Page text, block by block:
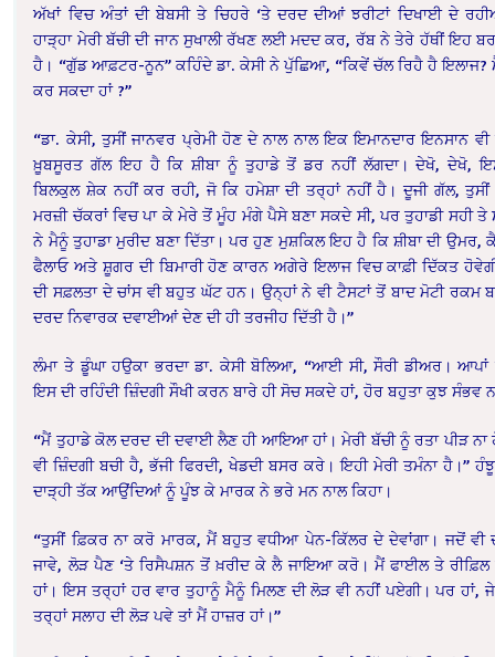
ਅੱਖਾਂ ਵਿਚ ਅੰਤਾਂ ਦੀ ਬੇਬਸੀ ਤੇ ਚਿਹਰੇ ‘ਤੇ ਦਰਦ ਦੀਆਂ ਝਰੀਟਾਂ ਦਿਖਾਈ ਦੇ
ਹਾੜ੍ਹਾ ਮੇਰੀ ਬੱਚੀ ਦੀ ਜਾਨ ਸੁਖਾਲੀ ਰੱਖਣ ਲਈ ਮਦਦ ਕਰ, ਰੱਬ ਨੇ ਤੇਰੇ ਹੱਥੀਂ ਇਹ
ਹੈ। “ਗੁੱਡ ਆਫ਼ਟਰ-ਨੂਨ” ਕਹਿੰਦੇ ਡਾ. ਕੇਸੀ ਨੇ ਪੁੱਛਿਆ, “ਕਿਵੇਂ ਚੱਲ ਰਿਹੈ ਹੈ ਇਲਾਜ?
ਕਰ ਸਕਦਾ ਹਾਂ ?”
“ਡਾ. ਕੇਸੀ, ਤੁਸੀਂ ਜਾਨਵਰ ਪ੍ਰੇਮੀ ਹੋਣ ਦੇ ਨਾਲ ਨਾਲ ਇਕ ਇਮਾਨਦਾਰ ਇਨਸਾਨ
ਖ਼ੂਬਸੂਰਤ ਗੱਲ ਇਹ ਹੈ ਕਿ ਸ਼ੀਬਾ ਨੂੰ ਤੁਹਾਡੇ ਤੋਂ ਡਰ ਨਹੀਂ ਲੱਗਦਾ। ਦੇਖੋ, ਦੇਖੋ,
ਬਿਲਕੁਲ ਸ਼ੇਕ ਨਹੀਂ ਕਰ ਰਹੀ, ਜੋ ਕਿ ਹਮੇਸ਼ਾ ਦੀ ਤਰ੍ਹਾਂ ਨਹੀਂ ਹੈ। ਦੂਜੀ ਗੱਲ, ਤੁਸੀਂ
ਮਰਜ਼ੀ ਚੱਕਰਾਂ ਵਿਚ ਪਾ ਕੇ ਮੇਰੇ ਤੋਂ ਮੂੰਹ ਮੰਗੇ ਪੈਸੇ ਬਣਾ ਸਕਦੇ ਸੀ, ਪਰ ਤੁਹਾਡੀ ਸਹੀ
ਨੇ ਮੈਨੂੰ ਤੁਹਾਡਾ ਮੁਰੀਦ ਬਣਾ ਦਿੱਤਾ। ਪਰ ਹੁਣ ਮੁਸ਼ਕਿਲ ਇਹ ਹੈ ਕਿ ਸ਼ੀਬਾ ਦੀ ਉਮਰ,
ਫੈਲਾਓ ਅਤੇ ਸ਼ੂਗਰ ਦੀ ਬਿਮਾਰੀ ਹੋਣ ਕਾਰਨ ਅਗੇਰੇ ਇਲਾਜ ਵਿਚ ਕਾਫ਼ੀ ਦਿੱਕਤ
ਦੀ ਸਫ਼ਲਤਾ ਦੇ ਚਾਂਸ ਵੀ ਬਹੁਤ ਘੱਟ ਹਨ। ਉਨ੍ਹਾਂ ਨੇ ਵੀ ਟੈਸਟਾਂ ਤੋਂ ਬਾਦ ਮੋਟੀ ਰਕਮ
ਦਰਦ ਨਿਵਾਰਕ ਦਵਾਈਆਂ ਦੇਣ ਦੀ ਹੀ ਤਰਜੀਹ ਦਿੱਤੀ ਹੈ।”
ਲੰਮਾ ਤੇ ਡੂੰਘਾ ਹਉਕਾ ਭਰਦਾ ਡਾ. ਕੇਸੀ ਬੋਲਿਆ, “ਆਈ ਸੀ, ਸੌਰੀ ਡੀਅਰ। ਆਪਾਂ
ਇਸ ਦੀ ਰਹਿੰਦੀ ਜ਼ਿੰਦਗੀ ਸੌਖੀ ਕਰਨ ਬਾਰੇ ਹੀ ਸੋਚ ਸਕਦੇ ਹਾਂ, ਹੋਰ ਬਹੁਤਾ ਕੁਝ ਸੰਭਵ
“ਮੈਂ ਤੁਹਾਡੇ ਕੋਲ ਦਰਦ ਦੀ ਦਵਾਈ ਲੈਣ ਹੀ ਆਇਆ ਹਾਂ। ਮੇਰੀ ਬੱਚੀ ਨੂੰ ਰਤਾ ਪੀੜ ਨਾ
ਵੀ ਜ਼ਿੰਦਗੀ ਬਚੀ ਹੈ, ਭੱਜੀ ਫਿਰਦੀ, ਖੇਡਦੀ ਬਸਰ ਕਰੇ। ਇਹੀ ਮੇਰੀ ਤਮੰਨਾ ਹੈ।”
ਦਾੜ੍ਹੀ ਤੱਕ ਆਉਂਦਿਆਂ ਨੂੰ ਪੂੰਝ ਕੇ ਮਾਰਕ ਨੇ ਭਰੇ ਮਨ ਨਾਲ ਕਿਹਾ।
“ਤੁਸੀਂ ਫ਼ਿਕਰ ਨਾ ਕਰੋ ਮਾਰਕ, ਮੈਂ ਬਹੁਤ ਵਧੀਆ ਪੇਨ-ਕਿੱਲਰ ਦੇ ਦੇਵਾਂਗਾ। ਜਦੋਂ ਵੀ
ਜਾਵੇ, ਲੋੜ ਪੈਣ ‘ਤੇ ਰਿਸੈਪਸ਼ਨ ਤੋਂ ਖ਼ਰੀਦ ਕੇ ਲੈ ਜਾਇਆ ਕਰੋ। ਮੈਂ ਫਾਈਲ ਤੇ ਰੀਫ਼ਿਲ
ਹਾਂ। ਇਸ ਤਰ੍ਹਾਂ ਹਰ ਵਾਰ ਤੁਹਾਨੂੰ ਮੈਨੂੰ ਮਿਲਣ ਦੀ ਲੋੜ ਵੀ ਨਹੀਂ ਪਏਗੀ। ਪਰ ਹਾਂ,
ਤਰ੍ਹਾਂ ਸਲਾਹ ਦੀ ਲੋੜ ਪਵੇ ਤਾਂ ਮੈਂ ਹਾਜ਼ਰ ਹਾਂ।”